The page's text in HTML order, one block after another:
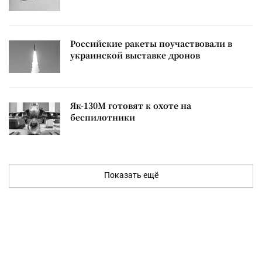
Российские ракеты поучаствовали в
украинской выставке дронов
Як-130М готовят к охоте на
беспилотники
Показать ещё